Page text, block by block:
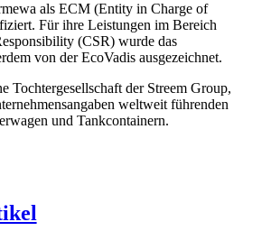
als ECM (Entity in Charge of
Für ihre Leistungen im Bereich
(CSR) wurde das
von der EcoVadis ausgezeichnet.
Tochtergesellschaft der Streem Group,
weltweit führenden
und Tankcontainern.